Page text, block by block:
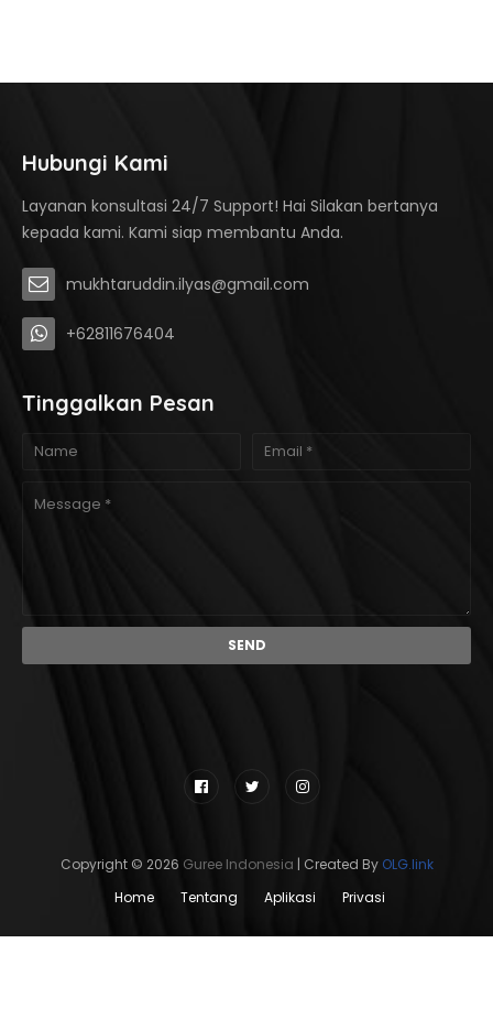
Hubungi Kami
Layanan konsultasi 24/7 Support! Hai Silakan bertanya
kepada kami. Kami siap membantu Anda.
mukhtaruddin.ilyas@gmail.com
+62811676404
Tinggalkan Pesan
Copyright © 2026 Guree Indonesia | Created By OLG.link
Home
Tentang Aplikasi Privasi